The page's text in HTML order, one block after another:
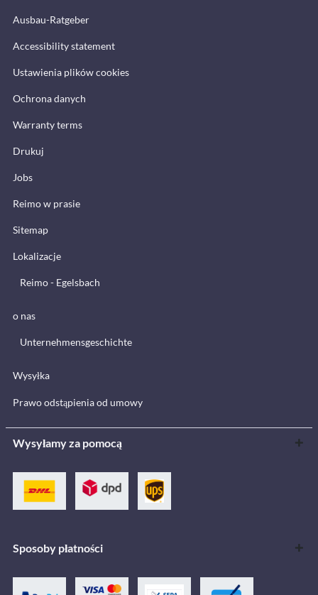
Ausbau-Ratgeber
Accessibility statement
Ustawienia plików cookies
Ochrona danych
Warranty terms
Drukuj
Jobs
Reimo w prasie
Sitemap
Lokalizacje
Reimo - Egelsbach
o nas
Unternehmensgeschichte
Wysyłka
Prawo odstąpienia od umowy
Wysyłamy za pomocą
Sposoby płatności